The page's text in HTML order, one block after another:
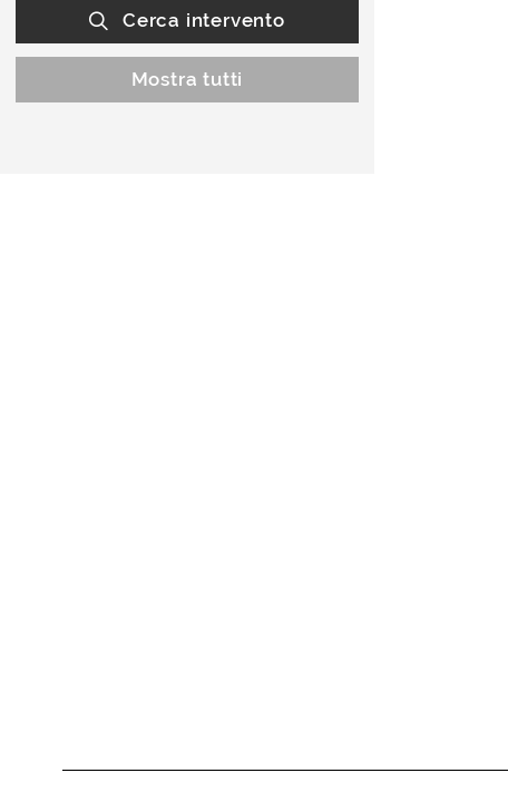
Cerca intervento
Mostra tutti